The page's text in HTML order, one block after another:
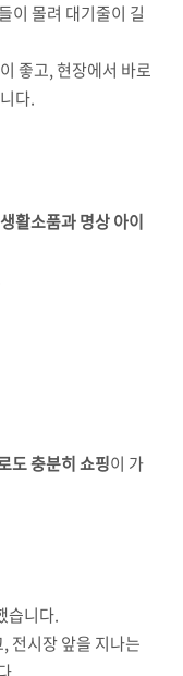
이 몰려 대기줄이 길
좋고, 현장에서 바로
다.
활소품과 명상 아이
도 충분히 쇼핑이 가
습니다.
전시장 앞을 지나는